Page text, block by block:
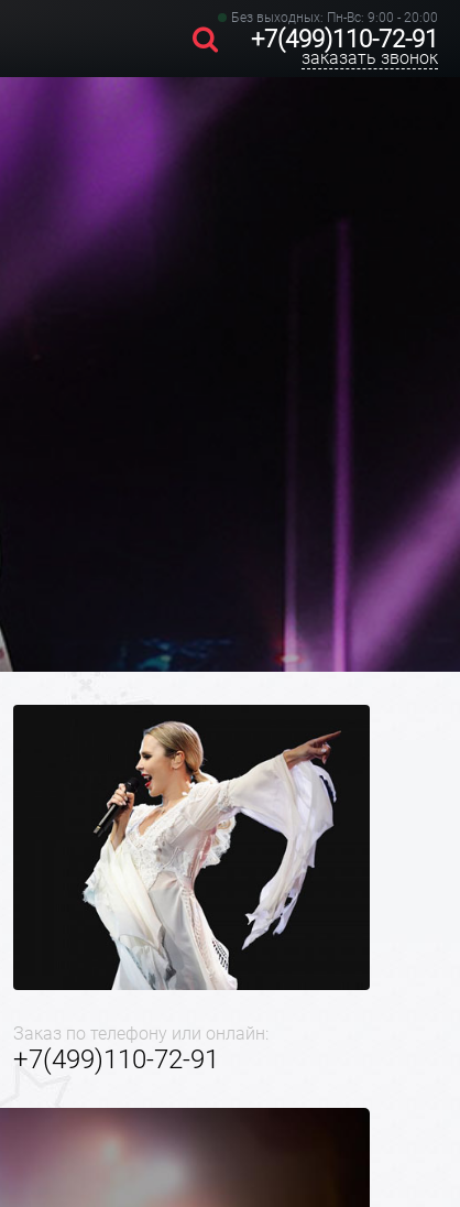
Без выходных: Пн-Вс: 9:00 - 20:00
+7(499)110-72-91
заказать звонок
Заказ по телефону или онлайн:
+7(499)110-72-91